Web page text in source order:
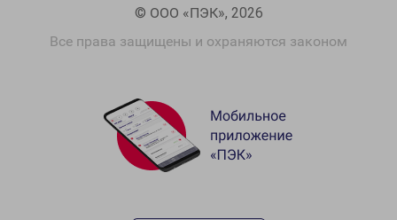
© ООО «ПЭК», 2026
Все права защищены и охраняются законом